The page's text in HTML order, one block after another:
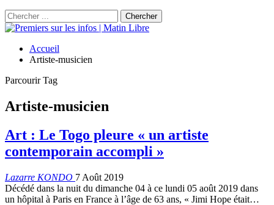
Accueil
Artiste-musicien
Parcourir Tag
Artiste-musicien
Art : Le Togo pleure « un artiste
contemporain accompli »
Lazarre KONDO 7 Août 2019
Décédé dans la nuit du dimanche 04 à ce lundi 05 août 2019 dans
un hôpital à Paris en France à l’âge de 63 ans, « Jimi Hope était…